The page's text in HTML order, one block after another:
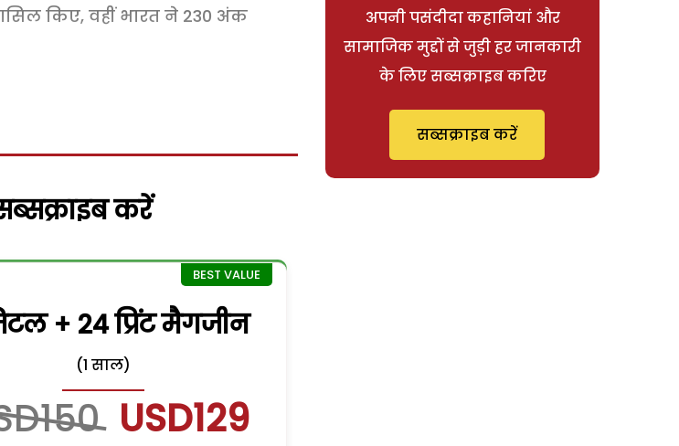
किए, वहीं भारत ने 230 अंक
करें
+ 24 प्रिंट मैगजीन
(1 साल)
USD129
अपनी पसंदीदा कहानियां और
सामाजिक मुद्दों से जुड़ी हर जानकारी
के लिए सब्सक्राइब करिए
सब्सक्राइब करें